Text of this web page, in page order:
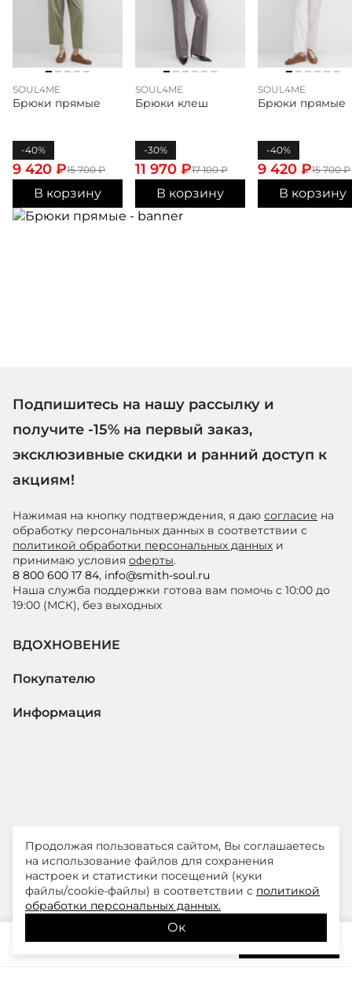
15 700₽
10 990₽ В корзину
SOUL4ME
Брюки прямые
-40%
15 700₽
9 420 ₽
В корзину
SOUL4ME
Брюки клеш
-30%
17 100₽
11 970 ₽
В корзину
SOUL4ME
Брюки прямые
-40%
15 700₽
9 420 ₽
В корзину
Подпишитесь на нашу рассылку и
получите -15% на первый заказ,
эксклюзивные скидки и ранний доступ к
акциям!
Нажимая на кнопку подтверждения, я даю согласие на
обработку персональных данных в соответствии с
политикой обработки персональных данных и
принимаю условия оферты.
8 800 600 17 84, info@smith-soul.ru
Наша служба поддержки готова вам помочь с 10:00 до
19:00 (МСК), без выходных
ВДОХНОВЕНИЕ
Покупателю
Информация
© ООО "ЛиМ Холдинг" 2026
Smith&Soul – модная одежда для стильных и уверенных
в себе женщин
Продолжая пользоваться сайтом, Вы соглашаетесь
на использование файлов для сохранения
настроек и статистики посещений (куки
файлы/cookie-файлы) в соответствии с политикой
обработки персональных данных.
Ок